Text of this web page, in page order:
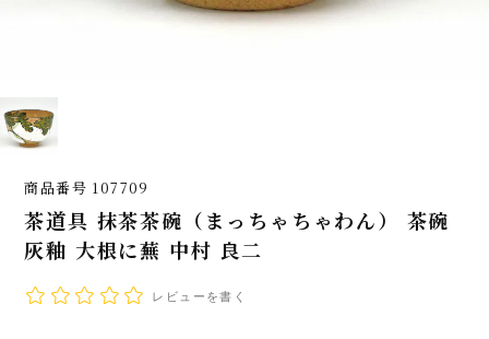
商品番号 107709
茶道具 抹茶茶碗（まっちゃちゃわん） 茶碗
灰釉 大根に蕪 中村 良二
レビューを書く